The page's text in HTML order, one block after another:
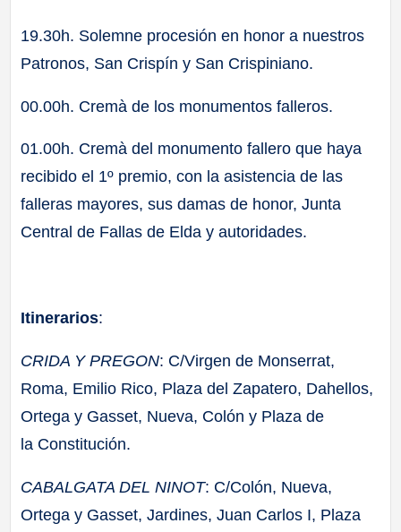
19.30h. Solemne procesión en honor a nuestros
Patronos, San Crispín y San Crispiniano.
00.00h. Cremà de los monumentos falleros.
01.00h. Cremà del monumento fallero que haya
recibido el 1º premio, con la asistencia de las
falleras mayores, sus damas de honor, Junta
Central de Fallas de Elda y autoridades.
Itinerarios:
CRIDA Y PREGON: C/Virgen de Monserrat,
Roma, Emilio Rico, Plaza del Zapatero, Dahellos,
Ortega y Gasset, Nueva, Colón y Plaza de
la Constitución.
CABALGATA DEL NINOT: C/Colón, Nueva,
Ortega y Gasset, Jardines, Juan Carlos I, Plaza